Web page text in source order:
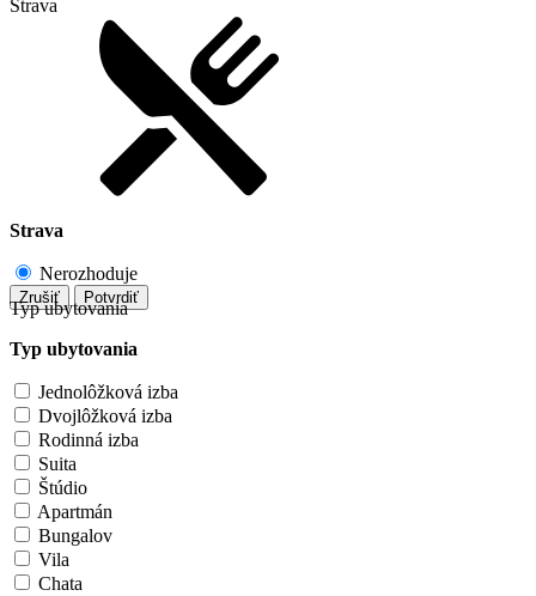
Strava
Strava
Nerozhoduje
Zrušiť Potvrdiť
Typ ubytovania
Typ ubytovania
Jednolôžková izba
Dvojlôžková izba
Rodinná izba
Suita
Štúdio
Apartmán
Bungalov
Vila
Chata